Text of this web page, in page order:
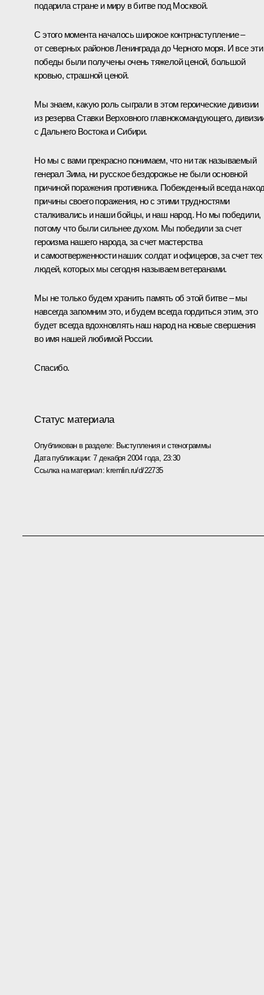
подарила стране и миру в битве под Москвой.
С этого момента началось широкое контрнаступление –
от северных районов Ленинграда до Черного моря. И все эти
победы были получены очень тяжелой ценой, большой
кровью, страшной ценой.
Мы знаем, какую роль сыграли в этом героические дивизии
из резерва Ставки Верховного главнокомандующего,
с Дальнего Востока и Сибири.
Но мы с вами прекрасно понимаем, что ни так называемый
генерал Зима, ни русское бездорожье не были основной
причиной поражения противника. Побежденный всегда
причины своего поражения, но с этими трудностями
сталкивались и наши бойцы, и наш народ. Но мы победили,
потому что были сильнее духом. Мы победили за счет
героизма нашего народа, за счет мастерства
и самоотверженности наших солдат и офицеров, за счет тех
людей, которых мы сегодня называем ветеранами.
Мы не только будем хранить память об этой битве – мы
навсегда запомним это, и будем всегда гордиться этим, это
будет всегда вдохновлять наш народ на новые свершения
во имя нашей любимой России.
Спасибо.
Статус материала
Опубликован в разделе: Выступления и стенограммы
Дата публикации:7 декабря 2004 года, 23:30
Ссылка на материал:kremlin.ru/d/22735